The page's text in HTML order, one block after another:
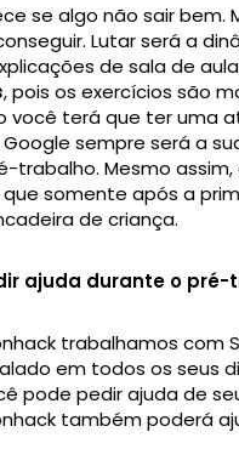
se algo não sair
Lutar será a
de sala de
, pois os exercícios são
você terá que ter uma
Google sempre será a
trabalho. Mesmo
que somente após a
de criança.
ajuda durante o pré-
trabalhamos
em todos os seus
pode pedir ajuda de
também poderá